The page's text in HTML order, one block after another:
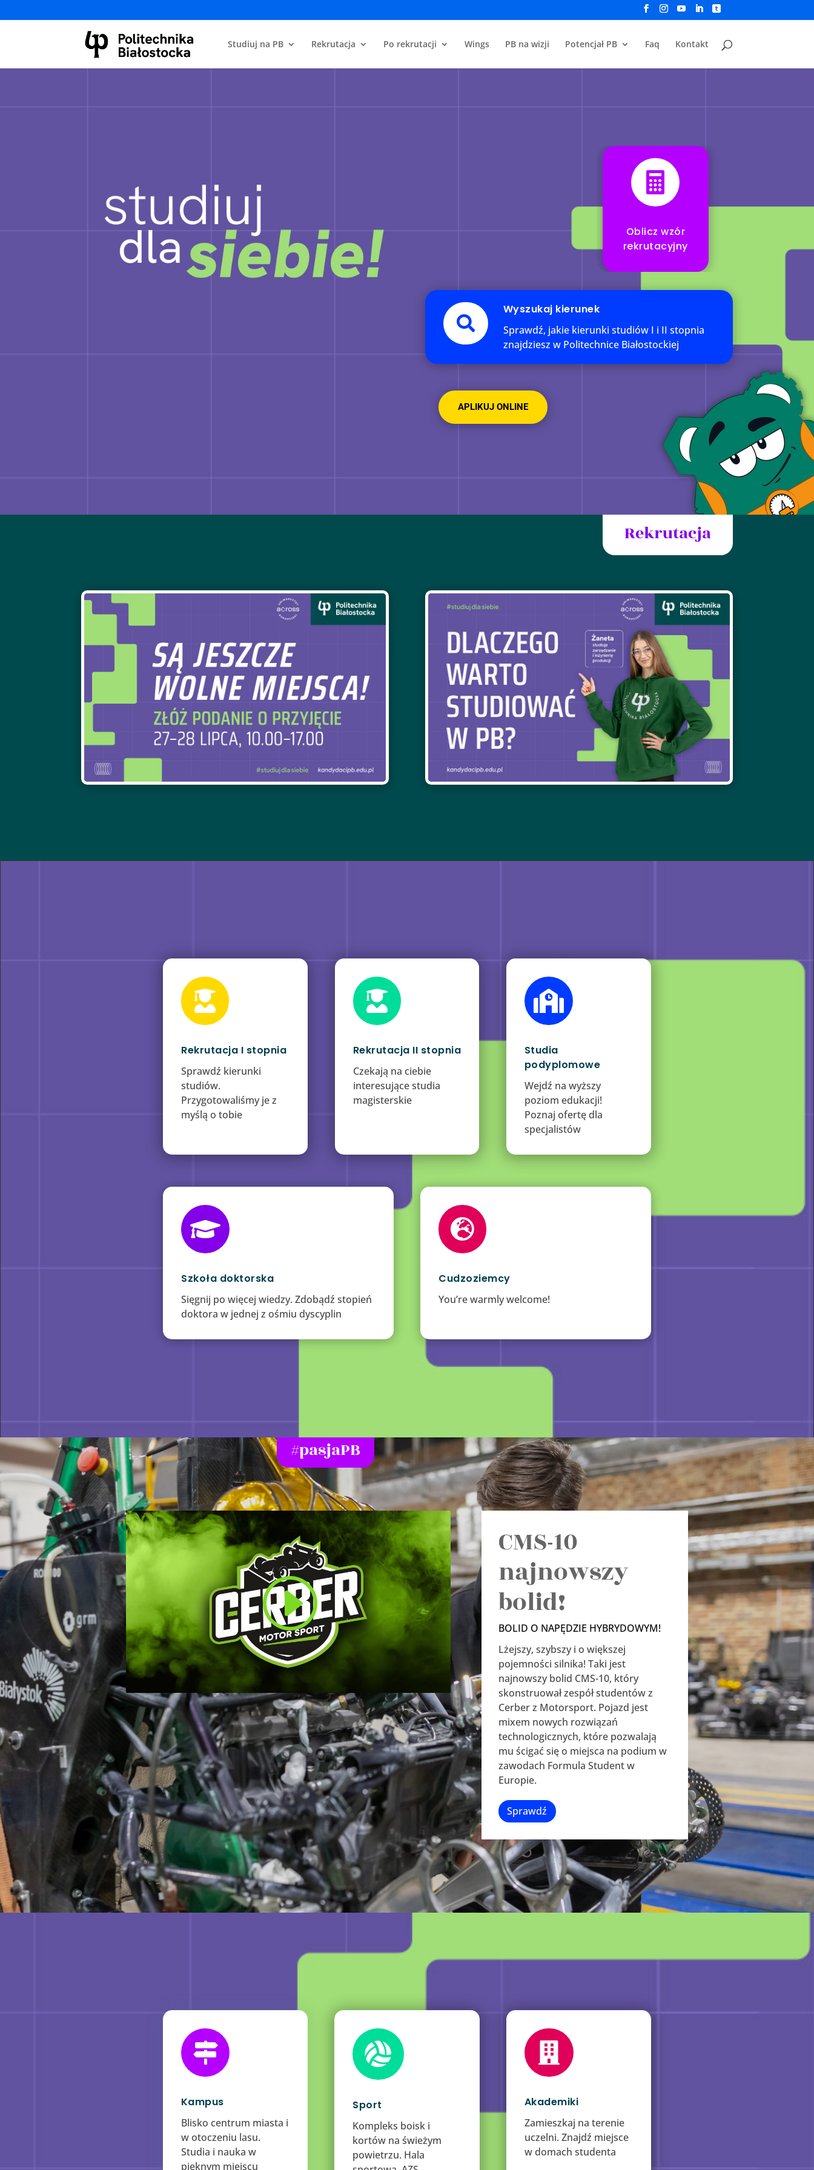
Studiuj na PB Rekrutacja Po rekrutacji Wings PB na wizji Potencjał PB Faq Kontakt

Oblicz wzór
rekrutacyjny

Wyszukaj kierunek
Sprawdź, jakie kierunki studiów I i II stopnia
znajdziesz w Politechnice Białostockiej
APLIKUJ ONLINE
Rekrutacja

Rekrutacja I stopnia
Sprawdź kierunki
studiów.
Przygotowaliśmy je z
myślą o tobie

Rekrutacja II stopnia
Czekają na ciebie
interesujące studia
magisterskie

Studia
podyplomowe
Wejdź na wyższy
poziom edukacji!
Poznaj ofertę dla
specjalistów

Szkoła doktorska
Sięgnij po więcej wiedzy. Zdobądź stopień
doktora w jednej z ośmiu dyscyplin

Cudzoziemcy
You’re warmly welcome!
#pasjaPB
CMS-10
najnowszy
bolid!
BOLID O NAPĘDZIE HYBRYDOWYM!
Lżejszy, szybszy i o większej
pojemności silnika! Taki jest
najnowszy bolid CMS-10, który
skonstruował zespół studentów z
Cerber z Motorsport. Pojazd jest
mixem nowych rozwiązań
technologicznych, które pozwalają
mu ścigać się o miejsca na podium w
zawodach Formula Student w
Europie.
Sprawdź

Kampus
​Blisko centrum miasta i
w otoczeniu lasu.
Studia i nauka w
pięknym miejscu

Sport
Kompleks boisk i
kortów na świeżym
powietrzu. Hala

Akademiki
Zamieszkaj na terenie
uczelni. Znajdź miejsce
w domach studenta